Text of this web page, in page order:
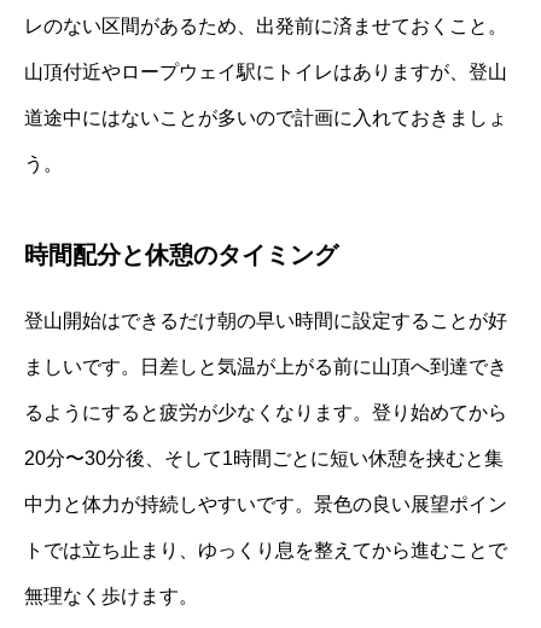
レのない区間があるため、出発前に済ませておくこと。
山頂付近やロープウェイ駅にトイレはありますが、登山
道途中にはないことが多いので計画に入れておきましょ
う。
時間配分と休憩のタイミング
登山開始はできるだけ朝の早い時間に設定することが好
ましいです。日差しと気温が上がる前に山頂へ到達でき
るようにすると疲労が少なくなります。登り始めてから
20分〜30分後、そして1時間ごとに短い休憩を挟むと集
中力と体力が持続しやすいです。景色の良い展望ポイン
トでは立ち止まり、ゆっくり息を整えてから進むことで
無理なく歩けます。